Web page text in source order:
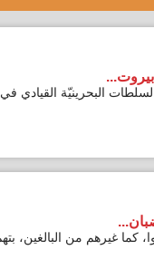
القيادي في
البالغين، بتهم